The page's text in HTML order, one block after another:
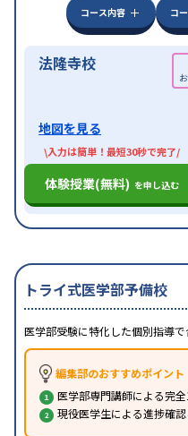
コース内容
コ
法隆寺校
地図を見る
\入力は簡単！最短30秒で完了/
体験授業(無料) を申し込む
トライ式医学部予備校
医学部受験に特化した個別指導
編集部のおすすめポイント
医学部専門講師による完
現役医学生による進捗確